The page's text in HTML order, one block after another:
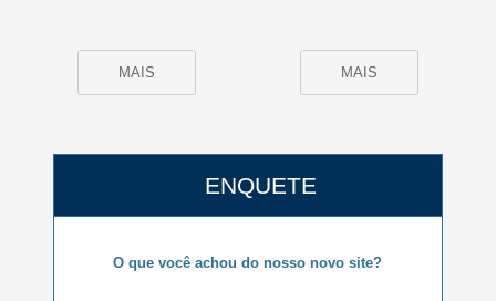
MAIS MAIS
ENQUETE
O que você achou do nosso novo site?